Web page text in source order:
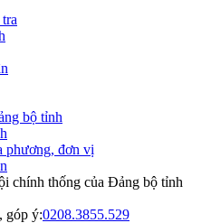
bộ tỉnh
phương, đơn vị
chính thống của Đảng bộ tỉnh
góp ý:0208.3855.529